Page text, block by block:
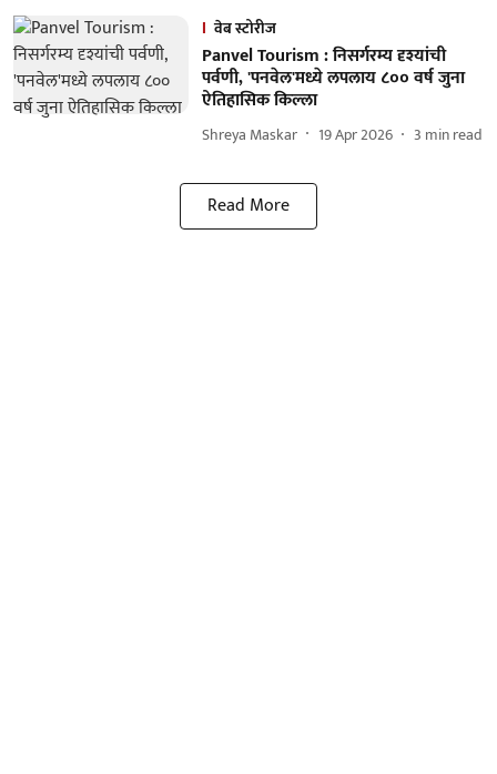
वेब स्टोरीज
Panvel Tourism : निसर्गरम्य दृश्यांची
पर्वणी, 'पनवेल'मध्ये लपलाय ८०० वर्ष जुना
ऐतिहासिक किल्ला
Shreya Maskar 19 Apr 2026 3 min read
Read More